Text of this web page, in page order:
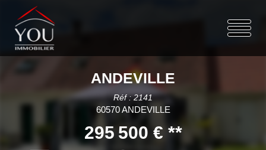
ANDEVILLE
Réf : 2141
60570 ANDEVILLE
295 500 € **